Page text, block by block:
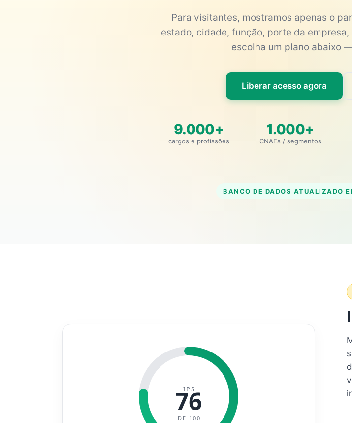
Para visitantes, mostramos apenas o
estado, cidade, função, porte da empresa,
escolha um plano abaixo
Liberar acesso agora
9.000+
cargos e profissões
1.000+
CNAEs / segmentos
BANCO DE DADOS ATUALIZADO
IPS
76
DE 100